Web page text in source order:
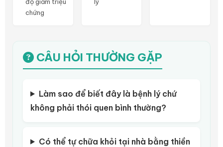
chứng
CÂU HỎI THƯỜNG GẶP
Làm sao để biết đây là bệnh lý chứ
không phải thói quen bình thường?
Có thể tự chữa khỏi tại nhà bằng thiền